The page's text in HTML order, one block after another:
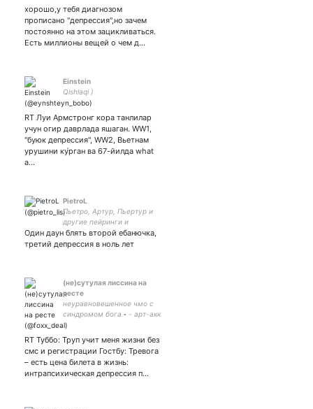
хорошо,у тебя диагнозом
прописано "депрессия",но зачем
постоянно на этом зацикливаться.
Есть миллионы вещей о чем д…
Einstein
Qishlaqi )
RT Луи Армстронг кора танлилар
учун огир даврлада яшаган. WW1,
"буюк депрессия", WW2, Вьетнам
урушини ку́рган ва 67-йилда what
a…
PietroL
Пьетро, Артур, Пьертур и
другие пейринги и
вариации этих двух имён ∆
Он/его ∆ Одна большая
Один даун блять второй ебанючка,
третий депрессия в ноль лет
(не)сутулая лиссина на
ресте
неуравновешенное чмо с
синдромом бога ▫️ - арт-акк
▫️ - owner ▫️ - pfp+header ▫️ !!
RT Туббо: Труп учит меня жизни без
смс и регистрации Гостбу: Тревога
– есть цена билета в жизнь:
интрапсихическая депрессия п…